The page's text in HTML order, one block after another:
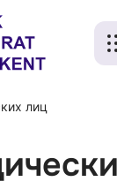
лиц